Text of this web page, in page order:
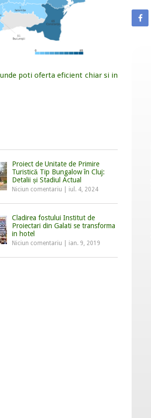
poti oferta eficient chiar si in
Proiect de Unitate de Primire
Turistică Tip Bungalow în Cluj:
Detalii și Stadiul Actual
Niciun comentariu iul. 4, 2024
Cladirea fostului Institut de
Proiectari din Galati se transforma
in hotel
Niciun comentariu ian. 9, 2019